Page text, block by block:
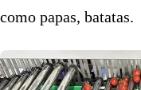
como papas, batatas.